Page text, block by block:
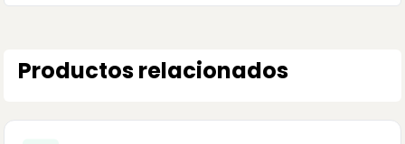
Productos relacionados